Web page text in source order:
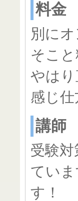
料金
別に
そこ
やは
感じ仕
講師
受験
てい
す！